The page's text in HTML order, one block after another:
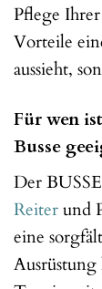
Pflege
Vorteile
aussieht,
Für wen
Busse
Der
Reiterund
eine